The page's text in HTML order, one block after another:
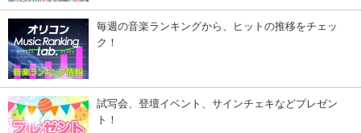
毎週の音楽ランキングから、ヒットの推移をチェッ
ク！
試写会、登壇イベント、サインチェキなどプレゼン
ト！